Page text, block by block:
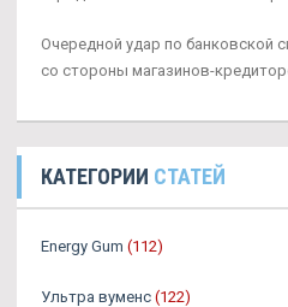
Очередной удар по банковской
со стороны магазинов-
КАТЕГОРИИ СТАТЕЙ
Energy Gum (112)
Ультра вуменс (122)